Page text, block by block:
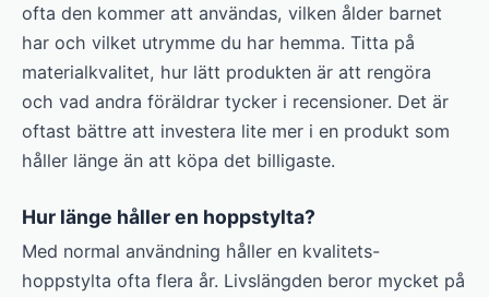
ofta den kommer att användas, vilken ålder barnet
har och vilket utrymme du har hemma. Titta på
materialkvalitet, hur lätt produkten är att rengöra
och vad andra föräldrar tycker i recensioner. Det är
oftast bättre att investera lite mer i en produkt som
håller länge än att köpa det billigaste.
Hur länge håller en hoppstylta?
Med normal användning håller en kvalitets-
hoppstylta ofta flera år. Livslängden beror mycket på